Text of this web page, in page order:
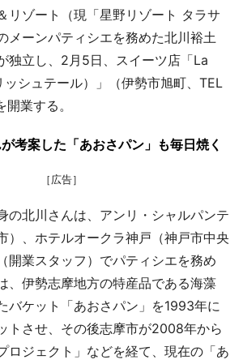
リゾート（現「星野リゾート タラサ
メーンパティシエを務めた北川裕土
独立し、2月5日、スイーツ店「La
シュテール）」（伊勢市旭町、TEL
開業する。
考案した「あおさパン」も毎日焼く
［広告］
の北川さんは、アンリ・シャルパンテ
）、ホテルオークラ神戸（神戸市中央
開業スタッフ）でパティシエを務め
、伊勢志摩地方の特産品である海藻
バケット「あおさパン」を1993年に
トさせ、その後志摩市が2008年から
ロジェクト」などを経て、現在の「あ